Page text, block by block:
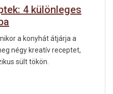
4 különleges
a konyhát átjárja a
négy kreatív receptet,
sült tökön.